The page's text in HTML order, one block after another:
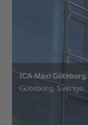
ICA Maxi Göteborg.
Göteborg, Sverige.